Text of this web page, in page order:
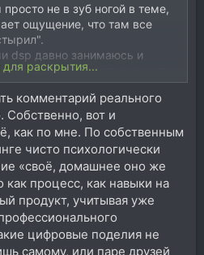
не в зуб ногой в теме,
ощущение, что там все
dsp давно занимаюсь и
с нуля. не так давно мучил
нескольких алгоритмов. и к
он может - это стырить.
если просить его
- происходит полная
бабушку сидящую у подъезда
Луну.
по dsp, которые могут
их примерно 0.1%. и есть
которые максимум
библу и подключить ее в
раскрытия...
комментарий реального
Собственно, вот и
как по мне. По собственным
чисто психологически
«своё, домашнее оно же
как процесс, как навыки на
продукт, учитывая уже
цифровые поделия не
самому, или паре друзей